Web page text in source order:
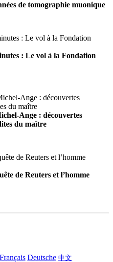
de tomographie muonique
: Le vol à la Fondation
Ange : découvertes
du maître
de Reuters et l’homme
Français Deutsche 中文